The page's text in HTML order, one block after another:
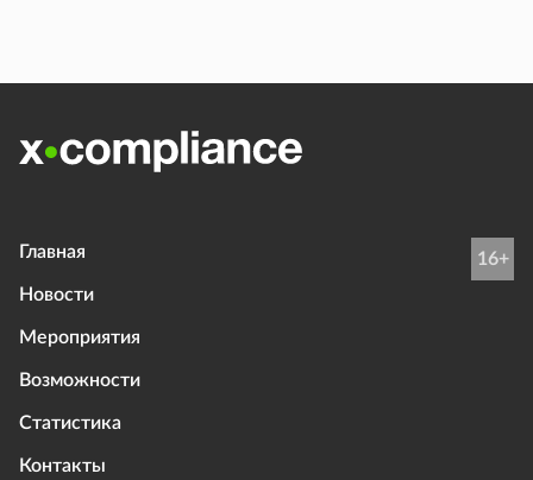
Главная
Новости
Мероприятия
Возможности
Статистика
Контакты
16+